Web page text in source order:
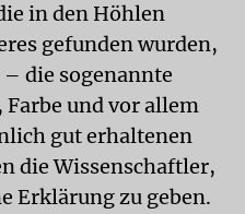
in den Höhlen
gefunden wurden,
die sogenannte
und vor allem
gut erhaltenen
die Wissenschaftler,
Erklärung zu geben.